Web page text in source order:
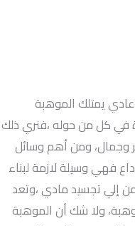
عادي يمتلك الموهبة
في كل من حوله ،فنري ذلك
وجمال، ومن أهم وسائل
فهي وسيلة لازمة لبناء
إلي تجسيد مادي ،وتعد
ولا شك أن الموهبة